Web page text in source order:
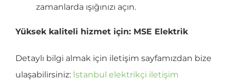
zamanlarda ışığınızı açın.
Yüksek kaliteli hizmet için: MSE Elektrik
Detaylı bilgi almak için iletişim sayfamızdan bize
ulaşabilirsiniz: İstanbul elektrikçi iletişim